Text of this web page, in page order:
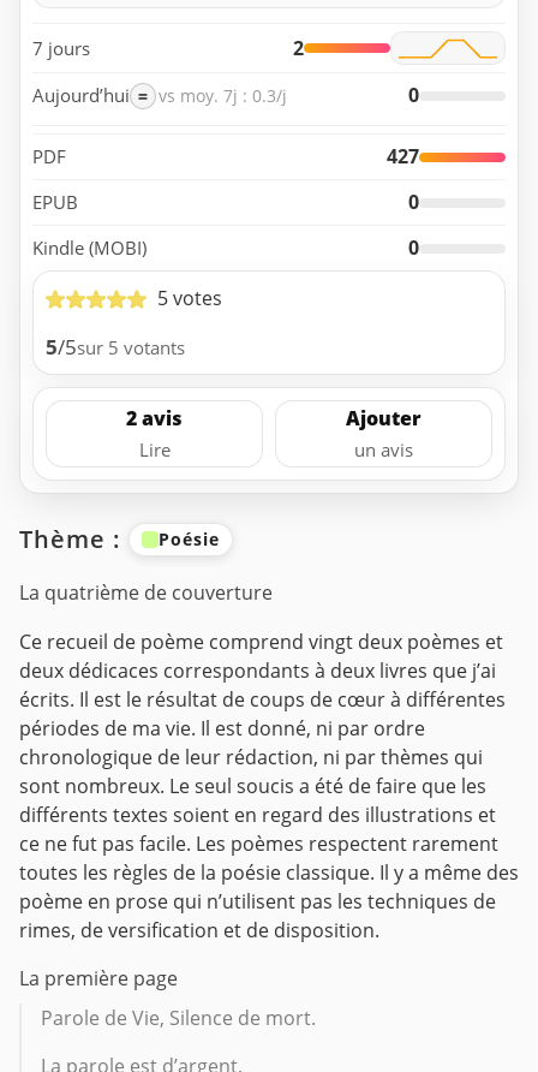
7 jours 2
Aujourd’hui = vs moy. 7j : 0.3/j 0
PDF 427
EPUB 0
Kindle (MOBI)
0
5 votes
5/5sur 5 votants
2 avis
Lire
Ajouter
un avis
Thème : Poésie
La quatrième de couverture
Ce recueil de poème comprend vingt deux poèmes et
deux dédicaces correspondants à deux livres que j’ai
écrits. Il est le résultat de coups de cœur à différentes
périodes de ma vie. Il est donné, ni par ordre
chronologique de leur rédaction, ni par thèmes qui
sont nombreux. Le seul soucis a été de faire que les
différents textes soient en regard des illustrations et
ce ne fut pas facile. Les poèmes respectent rarement
toutes les règles de la poésie classique. Il y a même des
poème en prose qui n’utilisent pas les techniques de
rimes, de versification et de disposition.
La première page
Parole de Vie, Silence de mort.
La parole est d’argent,